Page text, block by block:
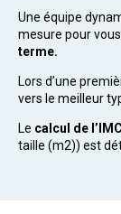
Une équipe
mesure pour
terme.
Lors d’une
vers le meilleur
Le calcul de l’IMC
taille (m2)) est